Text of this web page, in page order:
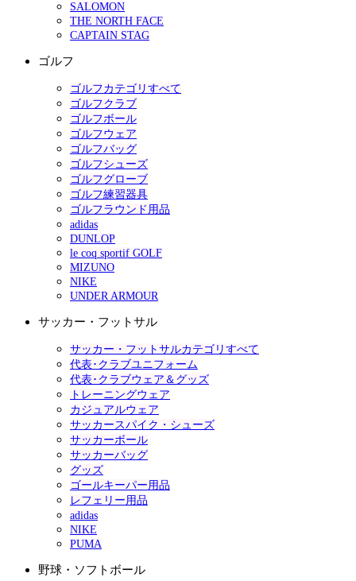
SALOMON
THE NORTH FACE
CAPTAIN STAG
ゴルフ
ゴルフカテゴリすべて
ゴルフクラブ
ゴルフボール
ゴルフウェア
ゴルフバッグ
ゴルフシューズ
ゴルフグローブ
ゴルフ練習器具
ゴルフラウンド用品
adidas
DUNLOP
le coq sportif GOLF
MIZUNO
NIKE
UNDER ARMOUR
サッカー・フットサル
サッカー・フットサルカテゴリすべて
代表･クラブユニフォーム
代表･クラブウェア＆グッズ
トレーニングウェア
カジュアルウェア
サッカースパイク・シューズ
サッカーボール
サッカーバッグ
グッズ
ゴールキーパー用品
レフェリー用品
adidas
NIKE
PUMA
野球・ソフトボール